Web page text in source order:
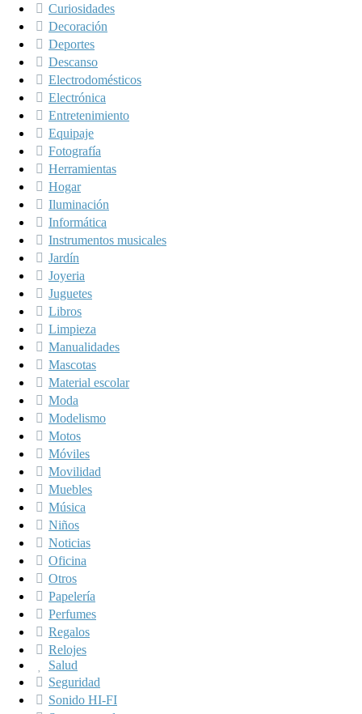
Curiosidades
Decoración
Deportes
Descanso
Electrodomésticos
Electrónica
Entretenimiento
Equipaje
Fotografía
Herramientas
Hogar
Iluminación
Informática
Instrumentos musicales
Jardín
Joyeria
Juguetes
Libros
Limpieza
Manualidades
Mascotas
Material escolar
Moda
Modelismo
Motos
Móviles
Movilidad
Muebles
Música
Niños
Noticias
Oficina
Otros
Papelería
Perfumes
Regalos
Relojes
Salud
Seguridad
Sonido HI-FI